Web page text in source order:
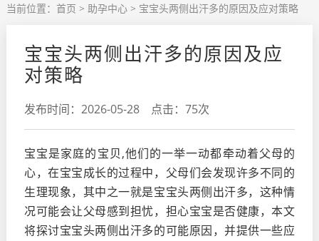
当前位置： 首页 > 助孕中心> 宝宝头两侧出汗多的原因及应对策略
宝宝头两侧出汗多的原因及应
对策略
发布时间：2026-05-28 点击：75次
宝宝是家庭的宝贝,他们的一举一动都牵动着父母的
心，在宝宝成长的过程中，父母们会发现许多不同的
生理现象，其中之一就是宝宝头两侧出汗多，这种情
况可能会让父母感到担忧，担心宝宝是否健康，本文
将探讨宝宝头两侧出汗多的可能原因，并提供一些应